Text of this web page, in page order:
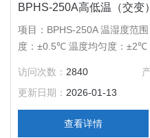
BPHS-250A高低温（交变
项目：BPHS-250A 温湿度范
度：±0.5℃ 温度均匀度：±2℃
外胆尺寸（mm）：
访问次数： 2840
更新日期： 2026-01-13
查看详情